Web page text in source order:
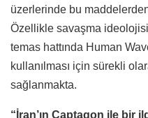
üzerlerinde bu
Özellikle savaşma
temas hattında Human
kullanılması için sürekli
sağlanmakta.
“İran’ın Captagon ile bir